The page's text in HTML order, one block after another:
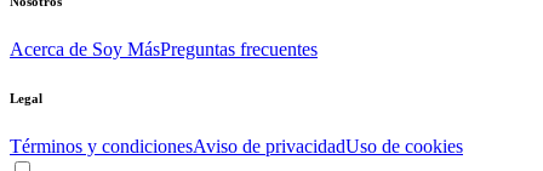
Acerca de Soy MásPreguntas frecuentes
Legal
Términos y condicionesAviso de privacidadUso de cookies